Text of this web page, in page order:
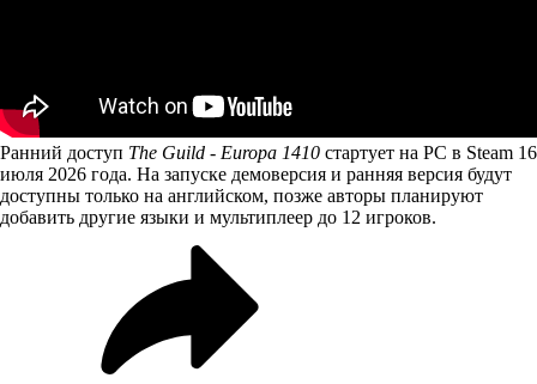
Ранний доступ The Guild - Europa 1410 стартует на PC в Steam 16
июля 2026 года. На запуске демоверсия и ранняя версия будут
доступны только на английском, позже авторы планируют
добавить другие языки и мультиплеер до 12 игроков.